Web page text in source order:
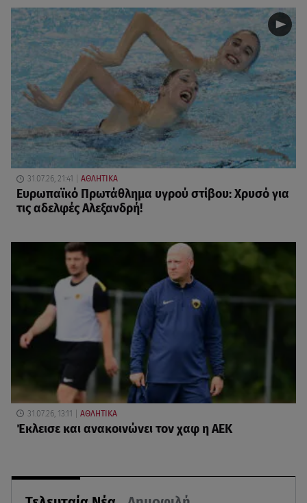
31.07.26, 21:41 ΑΘΛΗΤΙΚΑ
Ευρωπαϊκό Πρωτάθλημα υγρού στίβου: Χρυσό για
τις αδελφές Αλεξανδρή!
31.07.26, 13:11 ΑΘΛΗΤΙΚΑ
Έκλεισε και ανακοινώνει τον χαφ η ΑΕΚ